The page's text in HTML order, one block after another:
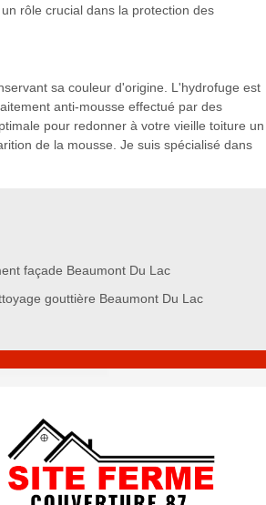
rôle crucial dans la protection des
sa couleur d'origine. L'hydrofuge est
anti-mousse effectué par des
pour redonner à votre vieille toiture un
de la mousse. Je suis spécialisé dans
façade Beaumont Du Lac
gouttière Beaumont Du Lac